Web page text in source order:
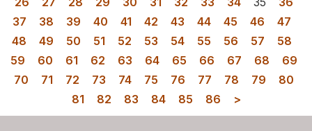
37
38 39 40 41 42 43 44 45 46
47
48
49 50 51 52 53 54 55 56 57
58
59
60 61 62 63 64 65 66 67 68
69
70
71 72 73 74 75 76 77 78 79
80
81
82 83 84 85 86 >